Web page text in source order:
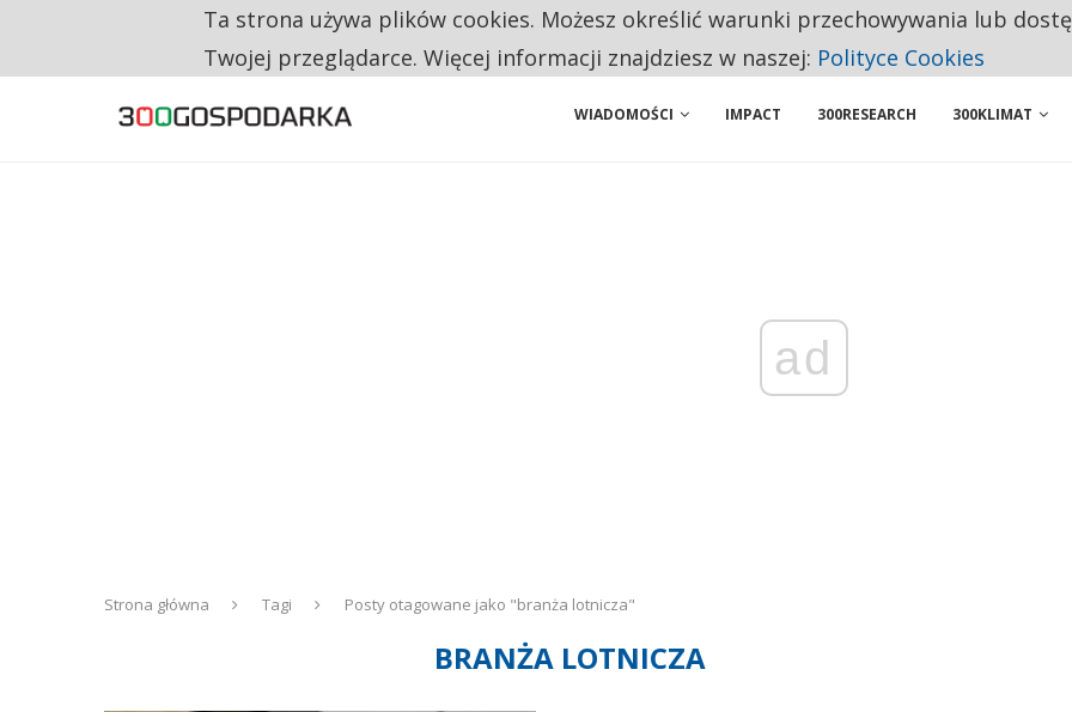
RESTRYKCJE CHIN UDERZAJĄ W EUROPEJSKI PRZEMYSŁ. NA LIŚCIE SĄ DWA PODMIOTY Z POLSKI
WIADOMOŚCI IMPACT 300RESEARCH 300KLIMAT
ad
Strona główna Tagi Posty otagowane jako "branża lotnicza"
BRANŻA LOTNICZA
Ta strona używa plików cookies. Możesz określić warunki przechowywania lub
Twojej przeglądarce. Więcej informacji znajdziesz w naszej: Polityce Cookies